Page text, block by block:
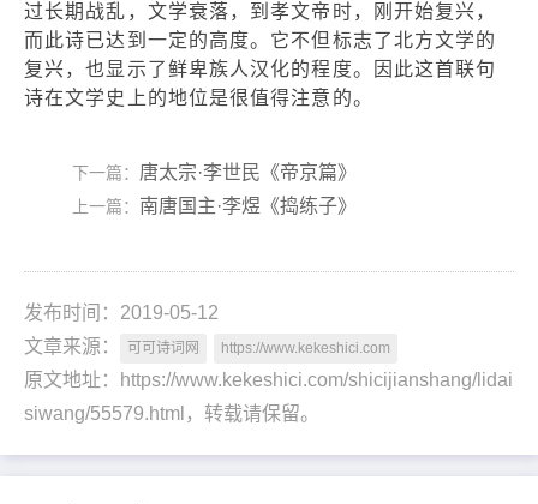
过长期战乱，文学衰落，到孝文帝时，刚开始复兴，
而此诗已达到一定的高度。它不但标志了北方文学的
复兴，也显示了鲜卑族人汉化的程度。因此这首联句
诗在文学史上的地位是很值得注意的。
下一篇： 唐太宗·李世民《帝京篇》
上一篇： 南唐国主·李煜《捣练子》
发布时间：2019-05-12
文章来源：
可可诗词网 https://www.kekeshici.com
原文地址：https://www.kekeshici.com/shicijianshang/lidai
siwang/55579.html，转载请保留。